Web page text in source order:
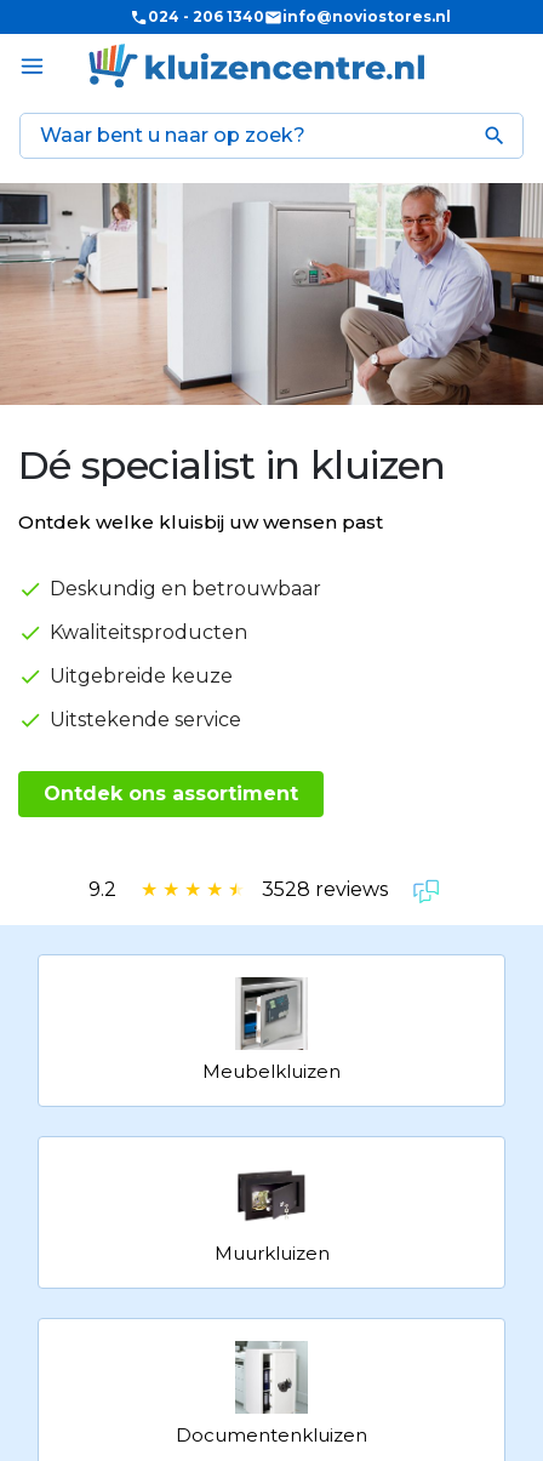
024 - 206 1340 info@noviostores.nl

Dé specialist in kluizen
Ontdek welke kluisbij uw wensen past
Deskundig en betrouwbaar
Kwaliteitsproducten
Uitgebreide keuze
Uitstekende service
Ontdek ons assortiment
9.2 ★ ★ ★ ★ ★ 3528 reviews
Meubelkluizen
Muurkluizen
Documentenkluizen